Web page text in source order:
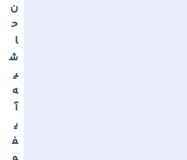
ن
ح
ا
ش
ی
ه
آ
ی
ف